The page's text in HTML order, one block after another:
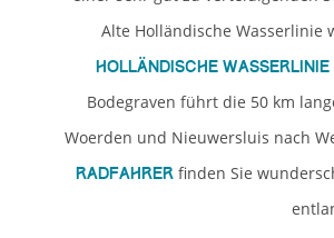
Alte Holländische
Holländische Wasserlinie
Bodegraven führt die 50 km
Woerden und Nieuwersluis nach
Radfahrerfinden Sie